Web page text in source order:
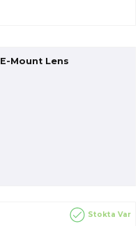
Mount Lens
Stokta Var